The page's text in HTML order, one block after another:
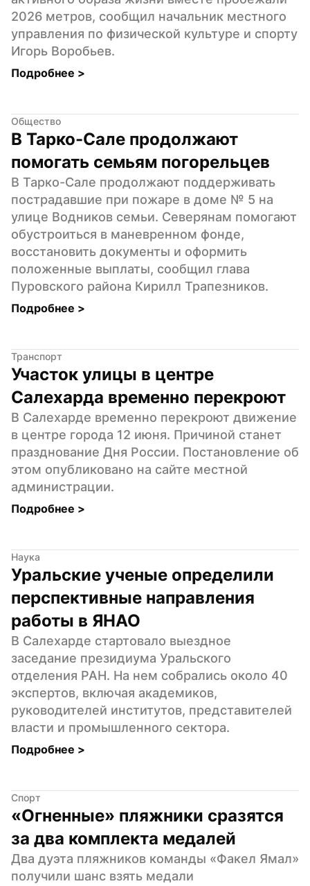
2026 метров, сообщил начальник местного
управления по физической культуре и спорту
Игорь Воробьев.
Подробнее >
Общество
В Тарко-Сале продолжают
помогать семьям погорельцев
В Тарко-Сале продолжают поддерживать
пострадавшие при пожаре в доме № 5 на
улице Водников семьи. Северянам помогают
обустроиться в маневренном фонде,
восстановить документы и оформить
положенные выплаты, сообщил глава
Пуровского района Кирилл Трапезников.
Подробнее >
Транспорт
Участок улицы в центре
Салехарда временно перекроют
В Салехарде временно перекроют движение
в центре города 12 июня. Причиной станет
празднование Дня России. Постановление об
этом опубликовано на сайте местной
администрации.
Подробнее >
Наука
Уральские ученые определили
перспективные направления
работы в ЯНАО
В Салехарде стартовало выездное
заседание президиума Уральского
отделения РАН. На нем собрались около 40
экспертов, включая академиков,
руководителей институтов, представителей
власти и промышленного сектора.
Подробнее >
Спорт
«Огненные» пляжники сразятся
за два комплекта медалей
Два дуэта пляжников команды «Факел Ямал»
получили шанс взять медали